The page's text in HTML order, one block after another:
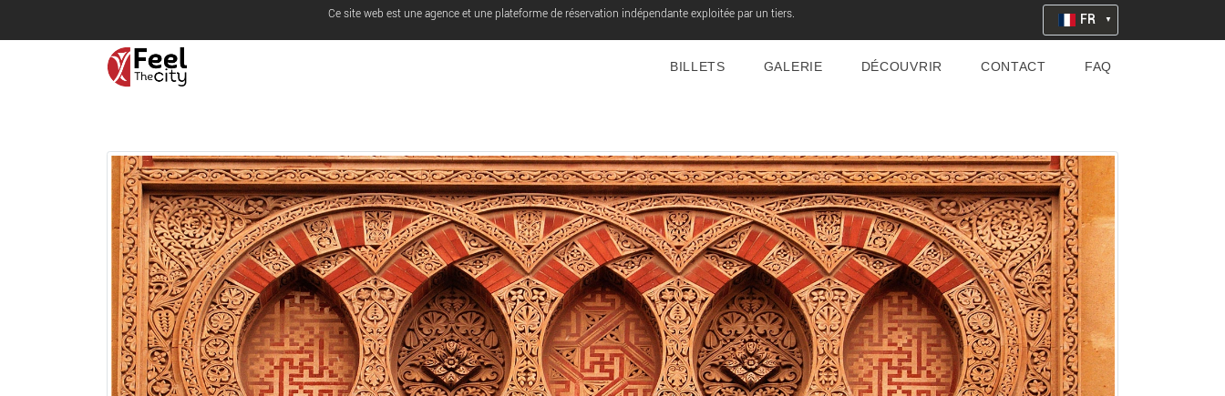
Ce site web est une agence et une plateforme de réservation indépendante exploitée par un tiers. FR
BILLETS GALERIE DÉCOUVRIR CONTACT FAQ